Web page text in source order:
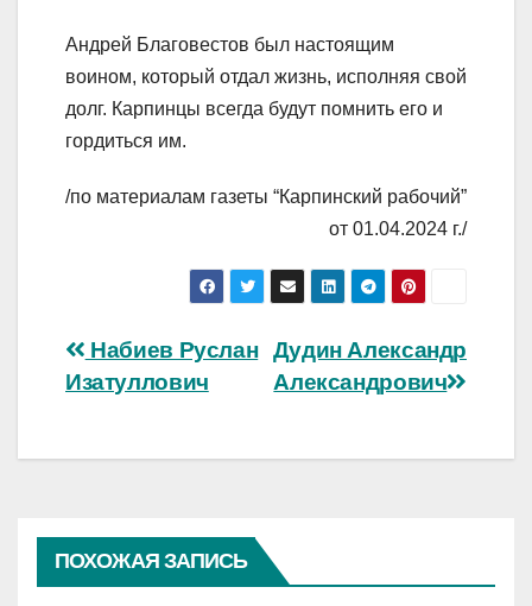
Андрей Благовестов был настоящим
воином, который отдал жизнь, исполняя свой
долг. Карпинцы всегда будут помнить его и
гордиться им.
/по материалам газеты “Карпинский рабочий”
от 01.04.2024 г./
Навигация
по
записям
Дудин Александр
Александрович
Набиев Руслан
Изатуллович
ПОХОЖАЯ ЗАПИСЬ